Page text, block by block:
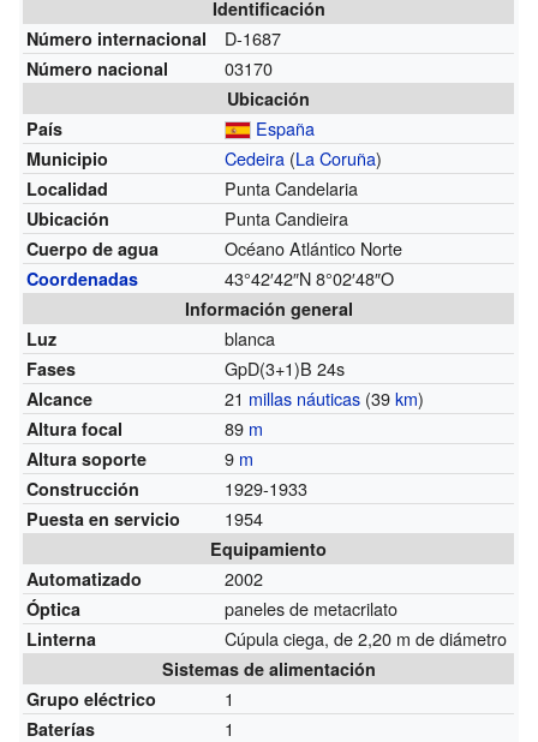
Identificación
Número internacional
D-1687
Número nacional 03170
Ubicación
País
España
Municipio Cedeira (La Coruña)
Localidad Punta Candelaria
Ubicación Punta Candieira
Cuerpo de agua Océano Atlántico Norte
Coordenadas 43°42′42″N8°02′48″O
Información general
Luz
blanca
Fases GpD(3+1)B 24s
Alcance 21 millas náuticas (39km)
Altura focal 89 m
Altura soporte 9 m
Construcción 1929-1933
Puesta en servicio 1954
Equipamiento
Automatizado
2002
Óptica paneles de metacrilato
Linterna Cúpula ciega, de 2,20 m de diámetro
Sistemas de alimentación
Grupo eléctrico
1
Baterías 1